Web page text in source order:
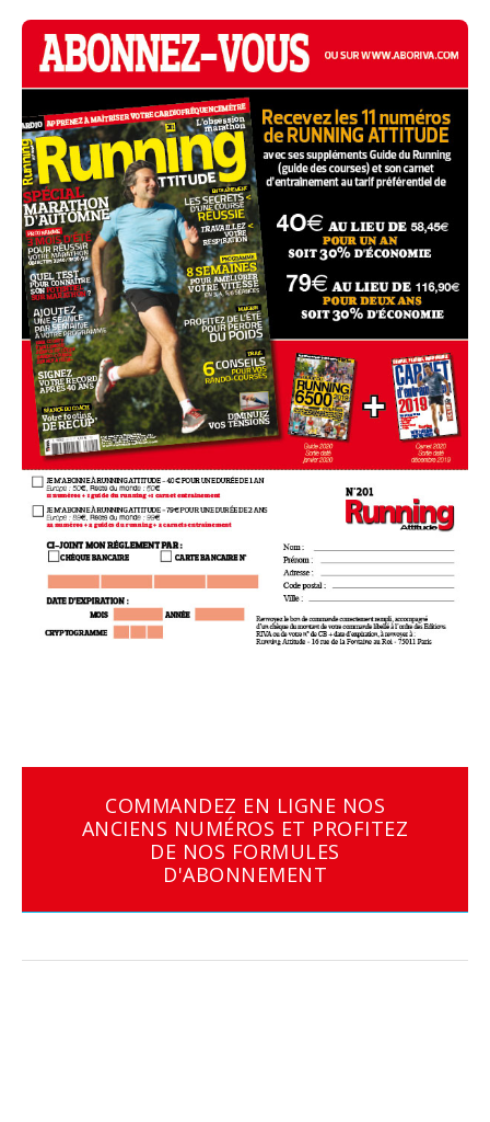
COMMANDEZ EN LIGNE NOS
ANCIENS NUMÉROS ET PROFITEZ
DE NOS FORMULES
D'ABONNEMENT